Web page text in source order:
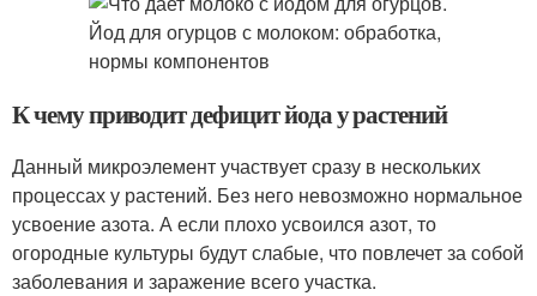
К чему приводит дефицит йода у растений
Данный микроэлемент участвует сразу в нескольких
процессах у растений. Без него невозможно нормальное
усвоение азота. А если плохо усвоился азот, то
огородные культуры будут слабые, что повлечет за собой
заболевания и заражение всего участка.